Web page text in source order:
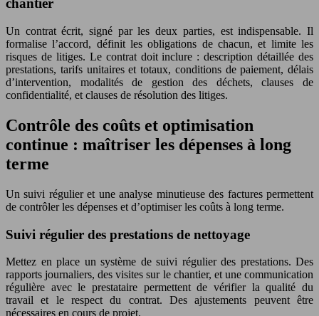
chantier
Un contrat écrit, signé par les deux parties, est indispensable. Il
formalise l’accord, définit les obligations de chacun, et limite les
risques de litiges. Le contrat doit inclure : description détaillée des
prestations, tarifs unitaires et totaux, conditions de paiement, délais
d’intervention, modalités de gestion des déchets, clauses de
confidentialité, et clauses de résolution des litiges.
Contrôle des coûts et optimisation
continue : maîtriser les dépenses à long
terme
Un suivi régulier et une analyse minutieuse des factures permettent
de contrôler les dépenses et d’optimiser les coûts à long terme.
Suivi régulier des prestations de nettoyage
Mettez en place un système de suivi régulier des prestations. Des
rapports journaliers, des visites sur le chantier, et une communication
régulière avec le prestataire permettent de vérifier la qualité du
travail et le respect du contrat. Des ajustements peuvent être
nécessaires en cours de projet.